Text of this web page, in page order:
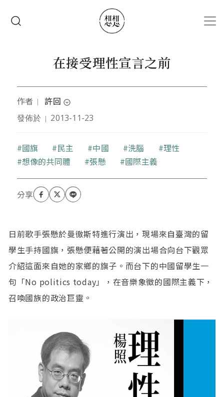
在接受理性宣言之前
作者 ｜ 許回 expand_circle_down
在1986年的國際反戰日出生，相信實存的悲劇比永垂
以外的人發聲，另一個口字向自己呢喃。回，即使一
邊找路一邊迷失，最終轉彎後，我們還是回到原點。
回到關於自己，屬於那空無一處的地方。
發佈於 ｜ 2013-11-23
關鍵字
國旗 民主 中國 洗腦
理性
想像的共同體
張懸 國際主義
日前歌手張懸於曼徹斯特進行演出，現場來自臺灣的留
學生手持國旗，張懸便藉著公開的演出場合向台下觀眾
介紹這面來自她的家鄉的旗子。而台下的中國留學生一
句「No politics today」，在音樂象徵的國際主義下，
召喚國族的政治巨靈。